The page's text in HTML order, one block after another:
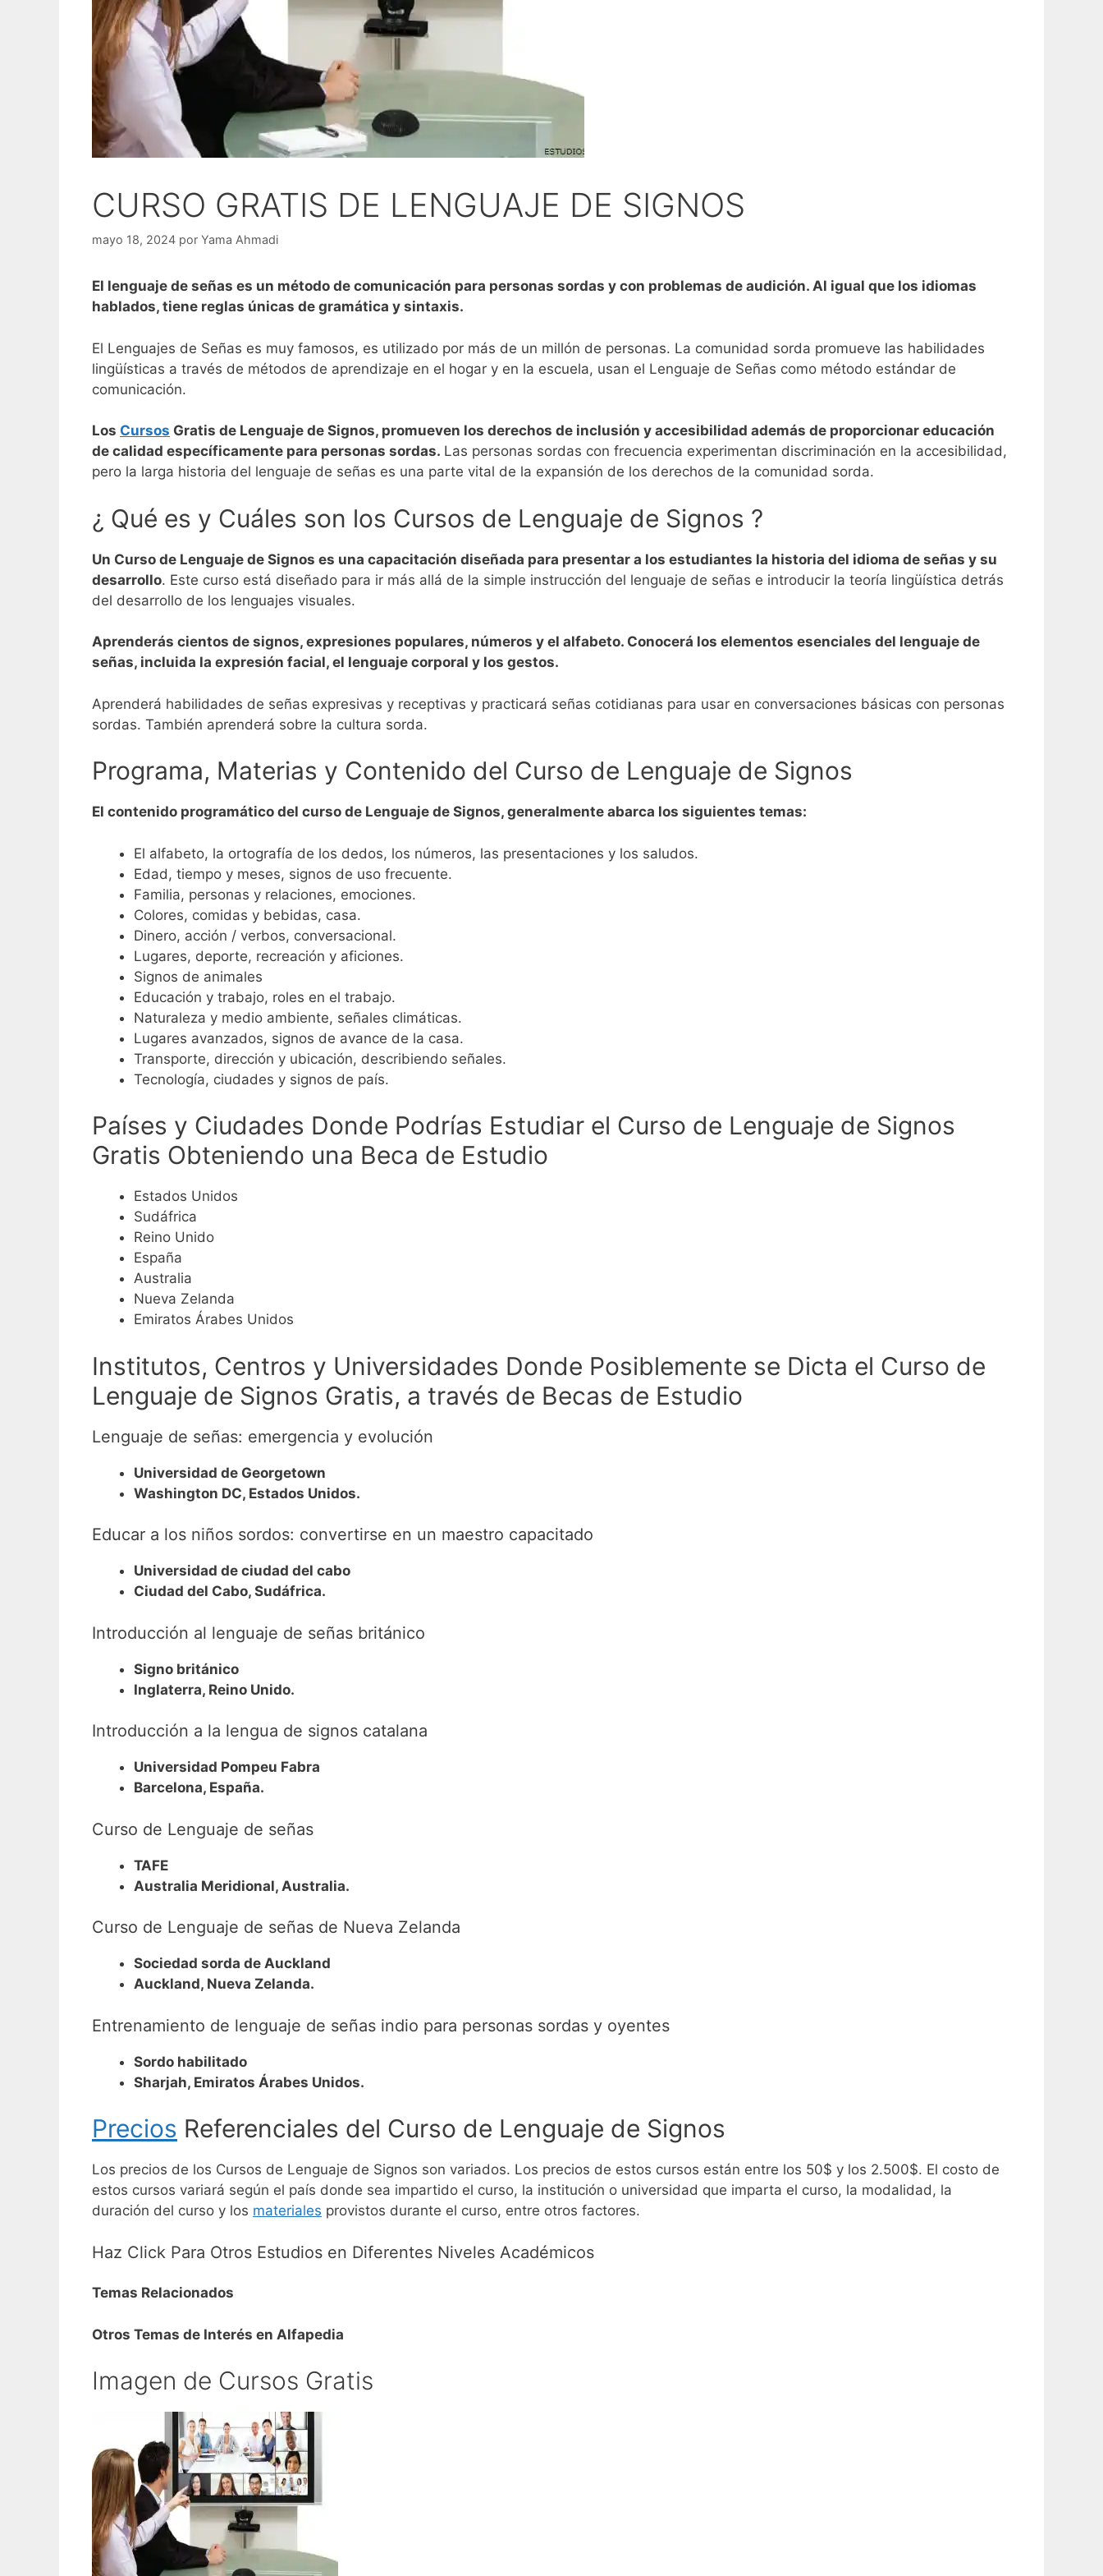
CURSO GRATIS DE LENGUAJE DE SIGNOS
mayo 18, 2024 por Yama Ahmadi
El lenguaje de señas es un método de comunicación para personas sordas y con problemas de audición. Al igual que los idiomas
hablados, tiene reglas únicas de gramática y sintaxis.
El Lenguajes de Señas es muy famosos, es utilizado por más de un millón de personas. La comunidad sorda promueve las habilidades
lingüísticas a través de métodos de aprendizaje en el hogar y en la escuela, usan el Lenguaje de Señas como método estándar de
comunicación.
Los Cursos Gratis de Lenguaje de Signos, promueven los derechos de inclusión y accesibilidad además de proporcionar educación
de calidad específicamente para personas sordas. Las personas sordas con frecuencia experimentan discriminación en la accesibilidad,
pero la larga historia del lenguaje de señas es una parte vital de la expansión de los derechos de la comunidad sorda.
¿ Qué es y Cuáles son los Cursos de Lenguaje de Signos ?
Un Curso de Lenguaje de Signos es una capacitación diseñada para presentar a los estudiantes la historia del idioma de señas y su
desarrollo. Este curso está diseñado para ir más allá de la simple instrucción del lenguaje de señas e introducir la teoría lingüística detrás
del desarrollo de los lenguajes visuales.
Aprenderás cientos de signos, expresiones populares, números y el alfabeto. Conocerá los elementos esenciales del lenguaje de
señas, incluida la expresión facial, el lenguaje corporal y los gestos.
Aprenderá habilidades de señas expresivas y receptivas y practicará señas cotidianas para usar en conversaciones básicas con personas
sordas. También aprenderá sobre la cultura sorda.
Programa, Materias y Contenido del Curso de Lenguaje de Signos
El contenido programático del curso de Lenguaje de Signos, generalmente abarca los siguientes temas:
El alfabeto, la ortografía de los dedos, los números, las presentaciones y los saludos.
Edad, tiempo y meses, signos de uso frecuente.
Familia, personas y relaciones, emociones.
Colores, comidas y bebidas, casa.
Dinero, acción / verbos, conversacional.
Lugares, deporte, recreación y aficiones.
Signos de animales
Educación y trabajo, roles en el trabajo.
Naturaleza y medio ambiente, señales climáticas.
Lugares avanzados, signos de avance de la casa.
Transporte, dirección y ubicación, describiendo señales.
Tecnología, ciudades y signos de país.
Países y Ciudades Donde Podrías Estudiar el Curso de Lenguaje de Signos
Gratis Obteniendo una Beca de Estudio
Estados Unidos
Sudáfrica
Reino Unido
España
Australia
Nueva Zelanda
Emiratos Árabes Unidos
Institutos, Centros y Universidades Donde Posiblemente se Dicta el Curso de
Lenguaje de Signos Gratis, a través de Becas de Estudio
Lenguaje de señas: emergencia y evolución
Universidad de Georgetown
Washington DC, Estados Unidos.
Educar a los niños sordos: convertirse en un maestro capacitado
Universidad de ciudad del cabo
Ciudad del Cabo, Sudáfrica.
Introducción al lenguaje de señas británico
Signo británico
Inglaterra, Reino Unido.
Introducción a la lengua de signos catalana
Universidad Pompeu Fabra
Barcelona, España.
Curso de Lenguaje de señas
TAFE
Australia Meridional, Australia.
Curso de Lenguaje de señas de Nueva Zelanda
Sociedad sorda de Auckland
Auckland, Nueva Zelanda.
Entrenamiento de lenguaje de señas indio para personas sordas y oyentes
Sordo habilitado
Sharjah, Emiratos Árabes Unidos.
Precios Referenciales del Curso de Lenguaje de Signos
Los precios de los Cursos de Lenguaje de Signos son variados. Los precios de estos cursos están entre los 50$ y los 2.500$. El costo de
estos cursos variará según el país donde sea impartido el curso, la institución o universidad que imparta el curso, la modalidad, la
duración del curso y los materiales provistos durante el curso, entre otros factores.
Haz Click Para Otros Estudios en Diferentes Niveles Académicos
Temas Relacionados
Otros Temas de Interés en Alfapedia
Imagen de Cursos Gratis